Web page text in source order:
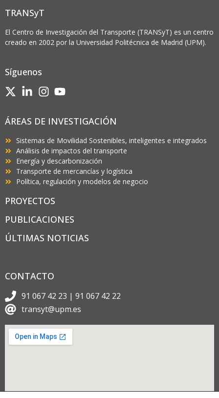
TRANSyT
El Centro de Investigación del Transporte (TRANSyT) es un centro
creado en 2002 por la Universidad Politécnica de Madrid (UPM).
Síguenos
ÁREAS DE INVESTIGACIÓN
Sistemas de Movilidad Sostenibles, inteligentes e integrados
Análisis de impactos del transporte
Energía y descarbonización
Transporte de mercancías y logística
Política, regulación y modelos de negocio
PROYECTOS
PUBLICACIONES
ÚLTIMAS NOTICIAS
CONTACTO
91 067 42 23 | 91 067 42 22
transyt@upm.es